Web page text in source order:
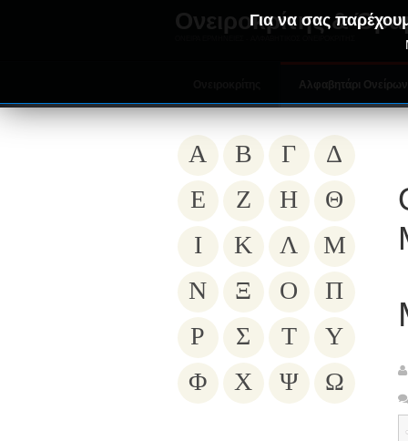
Ονειροκρίτης &
Για να σας
Α Β Γ
Δ
Ε
Ζ Η
Θ
Ι
Κ Λ
Μ
Ν
Ξ Ο
Π
Ρ
Σ Τ
Υ
Φ
Χ Ψ Ω